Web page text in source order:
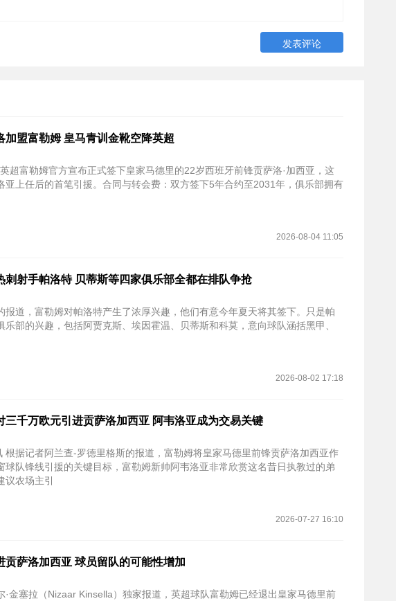
加盟富勒姆 皇马青训金靴空降英超
超富勒姆官方宣布正式签下皇家马德里的22岁西班牙前锋贡萨洛·加西亚，这
亚上任后的首笔引援。‌合同与转会费‌：双方签下5年合约至2031年，俱乐部拥有
2026-08-04 11:05
刺射手帕洛特 贝蒂斯等四家俱乐部全都在排队争抢
报道，富勒姆对帕洛特产生了浓厚兴趣，他们有意今年夏天将其签下。只是帕
乐部的兴趣，包括阿贾克斯、埃因霍温、贝蒂斯和科莫，意向球队涵括黑甲、
2026-08-02 17:18
三千万欧元引进贡萨洛加西亚 阿韦洛亚成为交易关键
根据记者阿兰查-罗德里格斯的报道，富勒姆将皇家马德里前锋贡萨洛加西亚作
球队锋线引援的关键目标，富勒姆新帅阿韦洛亚非常欣赏这名昔日执教过的弟
农场主引
2026-07-27 16:10
贡萨洛加西亚 球员留队的可能性增加
·金塞拉（Nizaar Kinsella）独家报道，英超球队富勒姆已经退出皇家马德里前